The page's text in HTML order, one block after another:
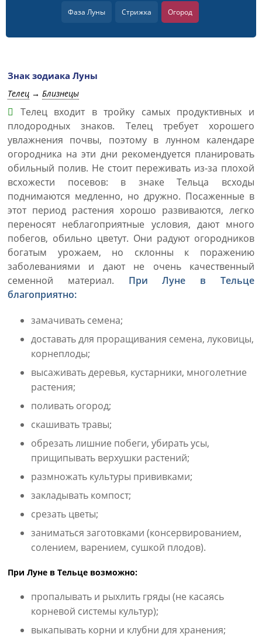
Фаза Луны Стрижка Огород
Знак зодиака Луны
Телец → Близнецы
Телец входит в тройку самых продуктивных и
плодородных знаков. Телец требует хорошего
увлажнения почвы, поэтому в лунном календаре
огородника на эти дни рекомендуется планировать
обильный полив. Не стоит переживать из-за плохой
всхожести посевов: в знаке Тельца всходы
поднимаются медленно, но дружно. Посаженные в
этот период растения хорошо развиваются, легко
переносят неблагоприятные условия, дают много
побегов, обильно цветут. Они радуют огородников
богатым урожаем, но склонны к поражению
заболеваниями и дают не очень качественный
семенной материал. При Луне в Тельце
благоприятно:
замачивать семена;
доставать для проращивания семена, луковицы,
корнеплоды;
высаживать деревья, кустарники, многолетние
растения;
поливать огород;
скашивать травы;
обрезать лишние побеги, убирать усы,
прищипывать верхушки растений;
размножать культуры прививками;
закладывать компост;
срезать цветы;
заниматься заготовками (консервированием,
солением, варением, сушкой плодов).
При Луне в Тельце возможно:
пропалывать и рыхлить гряды (не касаясь
корневой системы культур);
выкапывать корни и клубни для хранения;